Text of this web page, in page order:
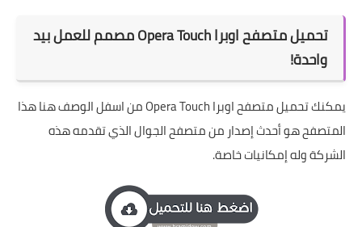
تحميل متصفح اوبرا Opera Touch مصمم للعمل بيد
واحدة!
يمكنك تحميل متصفح اوبرا Opera Touch من اسفل الوصف هنا هذا
المتصفح هو أحدث إصدار من متصفح الجوال الذي تقدمه هذه
الشركة وله إمكانيات خاصة.